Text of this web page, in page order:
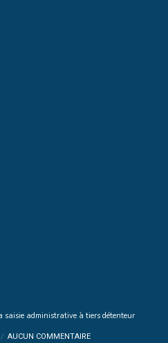
saisie administrative à tiers détenteur
AUCUN COMMENTAIRE